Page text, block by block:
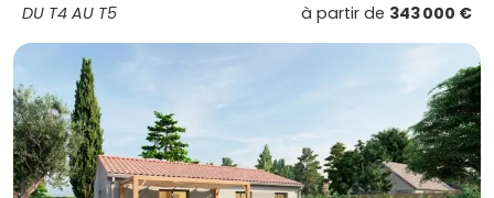
DU T4 AU T5
à partir de 343 000 €